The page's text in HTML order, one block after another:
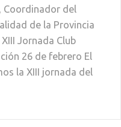
Coordinador del
de la Provincia
Jornada Club
26 de febrero El
la XIII jornada del